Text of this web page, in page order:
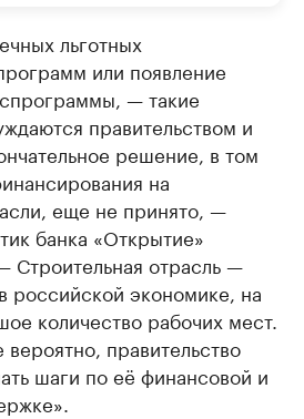
льготных
или появление
— такие
правительством и
решение, в том
на
еще не принято, —
банка «Открытие»
Строительная отрасль —
российской экономике, на
количество рабочих мест.
правительство
шаги по её финансовой и